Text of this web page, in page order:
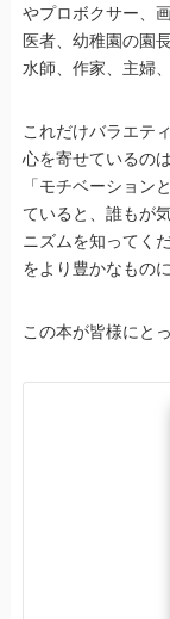
やプロボクサー、
医者、幼稚園の園
水師、作家、主婦
これだけバラエテ
心を寄せているの
「モチベーション
ていると、誰もが
ニズムを知ってく
をより豊かなもの
この本が皆様にと